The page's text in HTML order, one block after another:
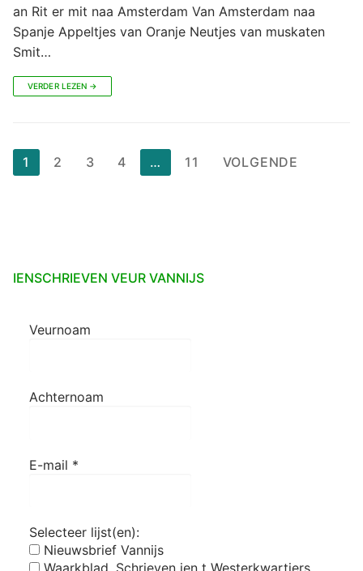
an Rit er mit naa Amsterdam Van Amsterdam naa
Spanje Appeltjes van Oranje Neutjes van muskaten
Smit…
VERDER LEZEN →
Berichten
paginering
1 2 3 4 … 11 VOLGENDE
IENSCHRIEVEN VEUR VANNIJS
Veurnoam
Achternoam
E-mail *
Selecteer lijst(en):
Nieuwsbrief Vannijs